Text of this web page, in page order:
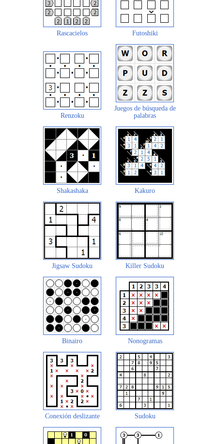
Rascacielos Futoshiki
Renzoku
Juegos de búsqueda de
palabras
Shakashaka Kakuro
Jigsaw Sudoku Killer Sudoku
Binairo Nonogramas
Conexión deslizante Sudoku